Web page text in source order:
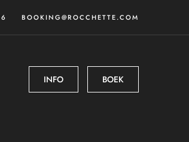
BOOKING@ROCCHETTE.COM
INFO BOEK